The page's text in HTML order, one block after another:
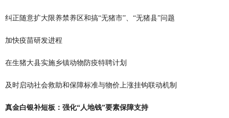
纠正随意扩大限养禁养区和搞“无猪市”、“无猪县”问题
加快疫苗研发进程
在生猪大县实施乡镇动物防疫特聘计划
及时启动社会救助和保障标准与物价上涨挂钩联动机制
真金白银补短板：强化“人地钱”要素保障支持